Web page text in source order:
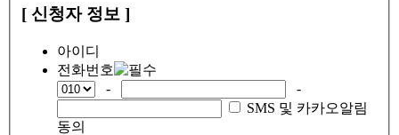
[ 신청자 정보 ]
아이디
전화번호
-
-
SMS 및 카카오알림
동의